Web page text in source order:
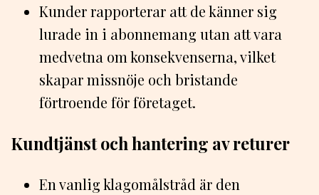
Kunder rapporterar att de känner sig
lurade in i abonnemang utan att vara
medvetna om konsekvenserna, vilket
skapar missnöje och bristande
förtroende för företaget.
Kundtjänst och hantering av returer
En vanlig klagomålstråd är den